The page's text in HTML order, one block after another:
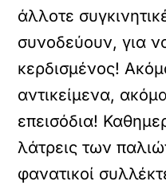
άλλοτε
συνοδεύουν, για
κερδισμένος!
αντικείμενα,
επεισόδια!
λάτρεις των
φανατικοί